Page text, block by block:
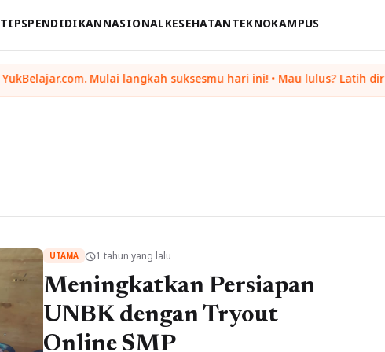
TIPSPENDIDIKANNASIONALKESEHATANTEKNOKAMPUS
Ingin upgrade
UTAMA schedule1 tahun yang lalu
Meningkatkan Persiapan
UNBK dengan Tryout
Online SMP